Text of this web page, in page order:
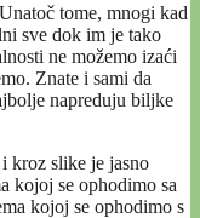
tome, mnogi kad
sve dok im je tako
ne možemo izaći
Znate i sami da
napreduju biljke
kroz slike je jasno
kojoj se ophodimo sa
kojoj se ophodimo s